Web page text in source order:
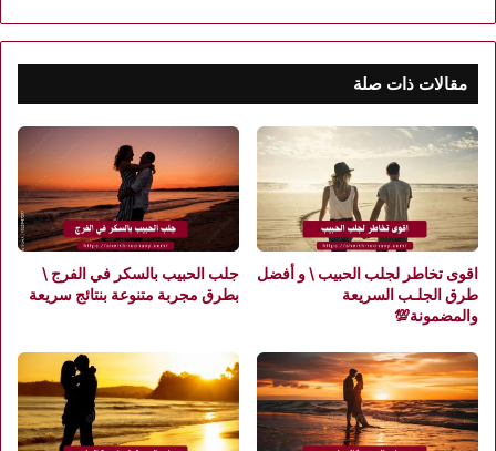
مقالات ذات صلة
اقوى تخاطر لجلب الحبيب \ و أفضل
طرق الجلـب السريعة
والمضمونة💯
جلب الحبيب بالسكر في الفرج \
بطرق مجربة متنوعة بنتائج سريعة